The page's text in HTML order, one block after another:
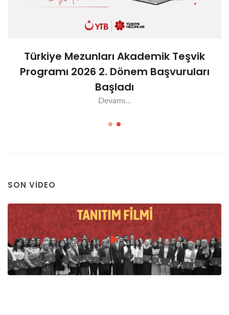
Türkiye Mezunları Akademik Teşvik
Programı 2026 2. Dönem Başvuruları
Başladı
Devamı...
SON VIDEO